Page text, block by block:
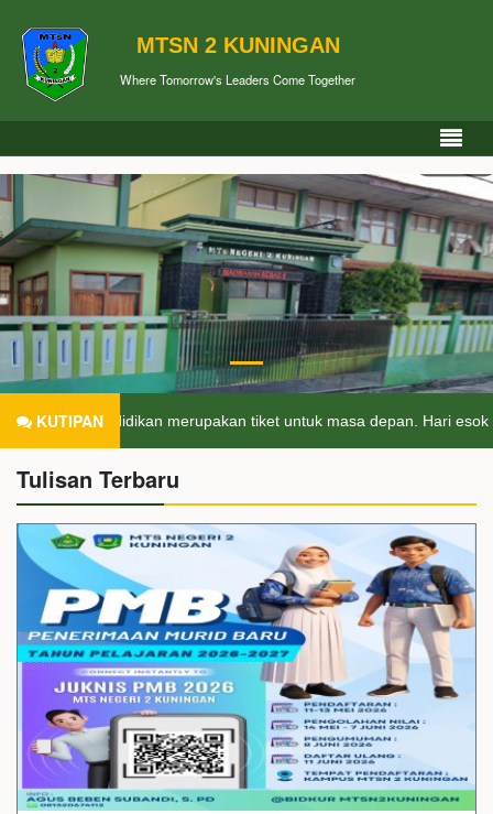
MTSN 2 KUNINGAN
Where Tomorrow's Leaders Come Together
KUTIPAN
merupakan tiket untuk masa depan. Hari esok untuk orang-
Tulisan Terbaru